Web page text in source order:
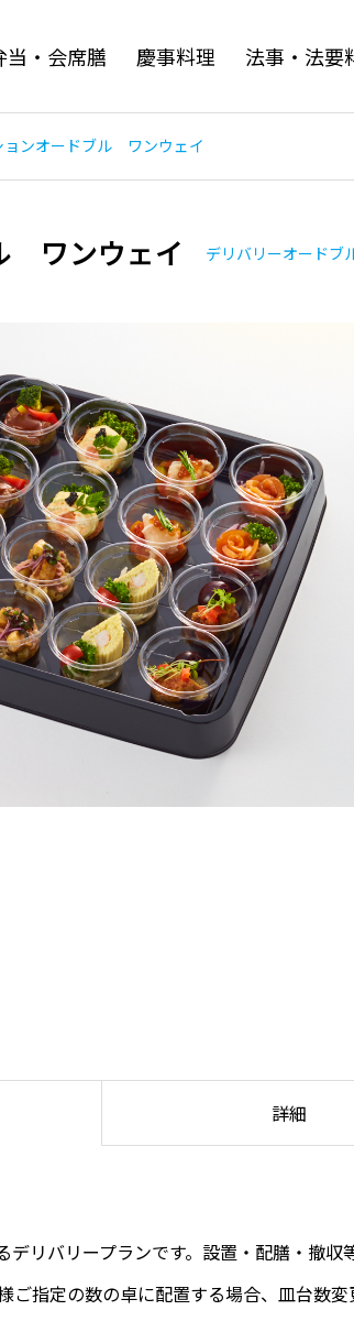
当・会席膳 慶事料理 法事・法要
ョンオードブル ワンウェイ
ワンウェイ デリバリーオードブ
詳細
デリバリープランです。設置・配膳・撤収
ご指定の数の卓に配置する場合、皿台数